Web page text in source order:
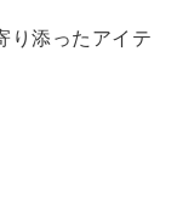
り添ったアイテ